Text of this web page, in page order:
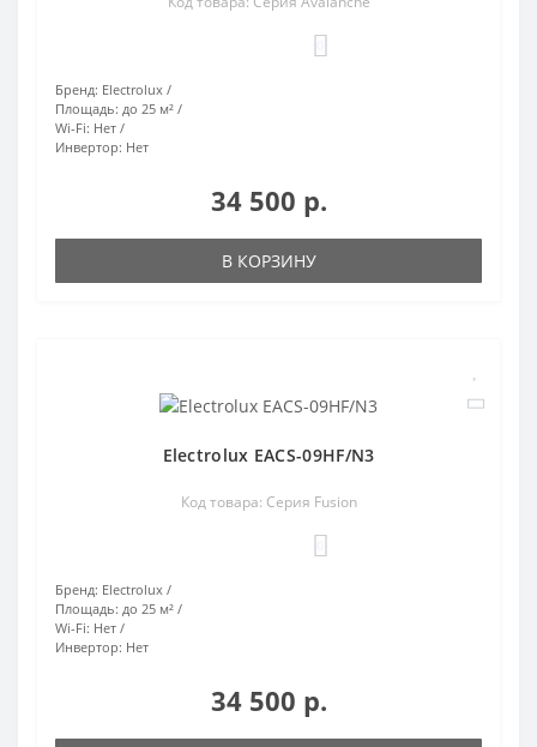
Бренд: Electrolux
Площадь: до 25 м²
Wi-Fi: Нет
Инвертор: Нет
34 500 р.
В КОРЗИНУ
Electrolux EACS-09HF/N3
Код товара: Серия Fusion
Бренд: Electrolux
Площадь: до 25 м²
Wi-Fi: Нет
Инвертор: Нет
34 500 р.